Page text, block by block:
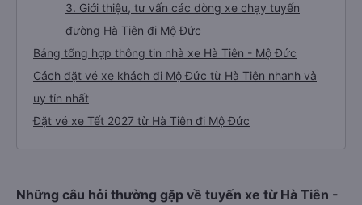
3. Giới thiệu, tư vấn các dòng xe chạy tuyến
đường Hà Tiên đi Mộ Đức
Bảng tổng hợp thông tin nhà xe Hà Tiên - Mộ Đức
Cách đặt vé xe khách đi Mộ Đức từ Hà Tiên nhanh và
uy tín nhất
Đặt vé xe Tết 2027 từ Hà Tiên đi Mộ Đức
Những câu hỏi thường gặp về tuyến xe từ Hà Tiên -